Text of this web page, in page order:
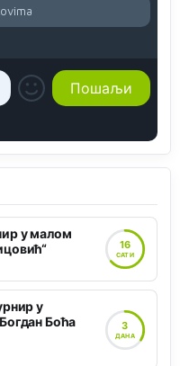
у малом
16
САТИ
у
Боћа
3
ДАНА